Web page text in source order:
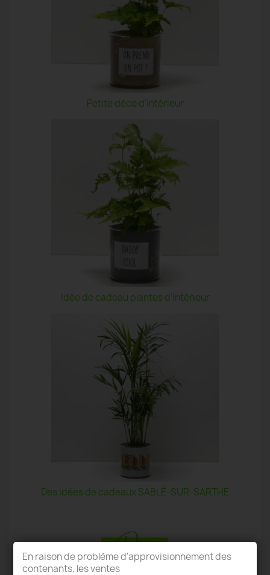
Petite déco d'intérieur
Idée de cadeau plantes d'intérieur
Des idées de cadeaux SABLÉ-SUR-SARTHE
En raison de problème d'approvisionnement des
contenants, les ventes